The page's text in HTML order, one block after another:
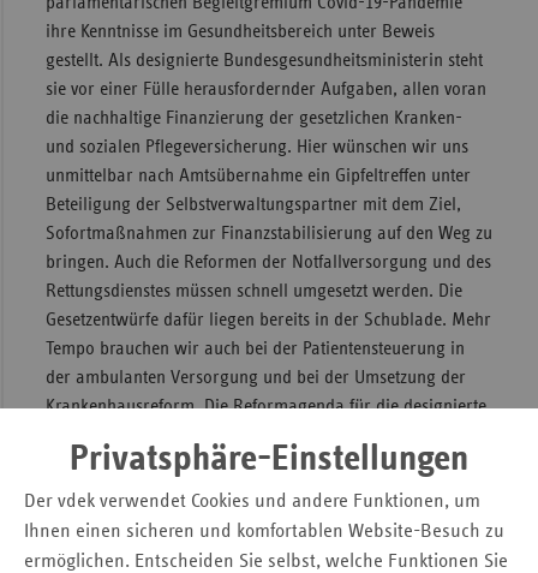
Privatsphäre-Einstellungen
Der vdek verwendet Cookies und andere Funktionen, um
Ihnen einen sicheren und komfortablen Website-Besuch zu
ermöglichen. Entscheiden Sie selbst, welche Funktionen Sie
ihre Kenntnisse im Gesundheitsbereich unter Beweis
gestellt. Als designierte Bundesgesundheitsministerin steht
sie vor einer Fülle herausfordernder Aufgaben, allen voran
die nachhaltige Finanzierung der gesetzlichen Kranken-
und sozialen Pflegeversicherung. Hier wünschen wir uns
unmittelbar nach Amtsübernahme ein Gipfeltreffen unter
Beteiligung der Selbstverwaltungspartner mit dem Ziel,
Sofortmaßnahmen zur Finanzstabilisierung auf den Weg zu
bringen. Auch die Reformen der Notfallversorgung und des
Rettungsdienstes müssen schnell umgesetzt werden. Die
Gesetzentwürfe dafür liegen bereits in der Schublade. Mehr
Tempo brauchen wir auch bei der Patientensteuerung in
der ambulanten Versorgung und bei der Umsetzung der
Krankenhausreform. Die Reformagenda für die designierte
Umsetzung braucht sie den Mut, Unpopuläres
auszusprechen, eine Menge Durchsetzungskraft und
politisches Geschick für ein konstruktives Miteinander. Wir
wünschen ihr eine glückliche Hand.“